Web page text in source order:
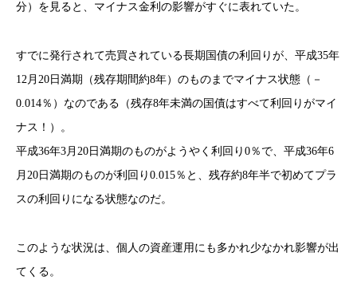
分）を見ると、マイナス金利の影響がすぐに表れていた。
すでに発行されて売買されている長期国債の利回りが、平成35年
12月20日満期（残存期間約8年）のものまでマイナス状態（－
0.014％）なのである（残存8年未満の国債はすべて利回りがマイ
ナス！）。
平成36年3月20日満期のものがようやく利回り0％で、平成36年6
月20日満期のものが利回り0.015％と、残存約8年半で初めてプラ
スの利回りになる状態なのだ。
このような状況は、個人の資産運用にも多かれ少なかれ影響が出
てくる。